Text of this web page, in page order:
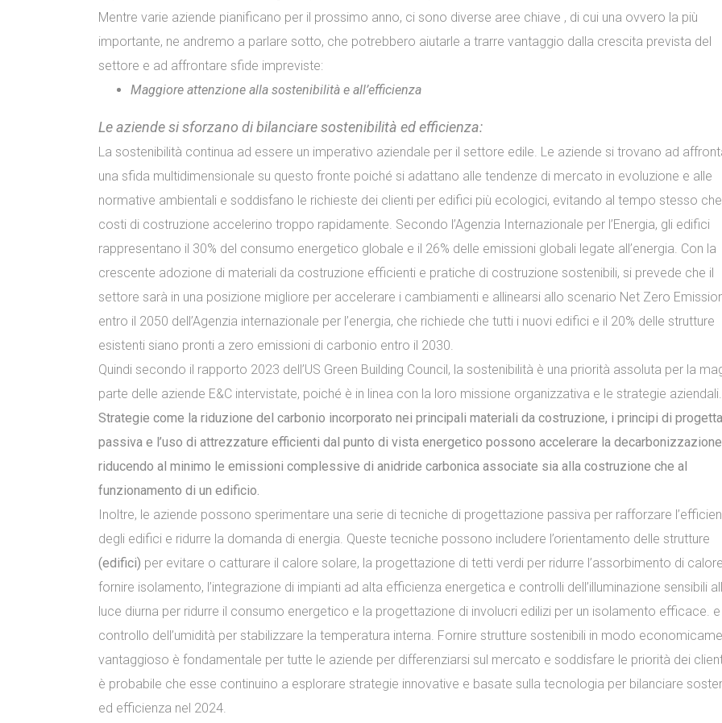
Mentre varie aziende pianificano per il prossimo anno, ci sono diverse aree chiave , di cui una ovvero la più
importante, ne andremo a parlare sotto, che potrebbero aiutarle a trarre vantaggio dalla crescita prevista del
settore e ad affrontare sfide impreviste:
Maggiore attenzione alla sostenibilità e all’efficienza
Le aziende si sforzano di bilanciare sostenibilità ed efficienza:
La sostenibilità continua ad essere un imperativo aziendale per il settore edile. Le aziende si trovano ad
una sfida multidimensionale su questo fronte poiché si adattano alle tendenze di mercato in evoluzione e alle
normative ambientali e soddisfano le richieste dei clienti per edifici più ecologici, evitando al tempo stesso
costi di costruzione accelerino troppo rapidamente. Secondo l’Agenzia Internazionale per l’Energia, gli edifici
rappresentano il 30% del consumo energetico globale e il 26% delle emissioni globali legate all’energia. Con la
crescente adozione di materiali da costruzione efficienti e pratiche di costruzione sostenibili, si prevede che il
settore sarà in una posizione migliore per accelerare i cambiamenti e allinearsi allo scenario Net Zero
entro il 2050 dell’Agenzia internazionale per l’energia, che richiede che tutti i nuovi edifici e il 20% delle strutture
esistenti siano pronti a zero emissioni di carbonio entro il 2030.
Quindi secondo il rapporto 2023 dell’US Green Building Council, la sostenibilità è una priorità assoluta per la
parte delle aziende E&C intervistate, poiché è in linea con la loro missione organizzativa e le strategie aziendali.
Strategie come la riduzione del carbonio incorporato nei principali materiali da costruzione, i principi di
passiva e l’uso di attrezzature efficienti dal punto di vista energetico possono accelerare la decarbonizzazione
riducendo al minimo le emissioni complessive di anidride carbonica associate sia alla costruzione che al
funzionamento di un edificio.
Inoltre, le aziende possono sperimentare una serie di tecniche di progettazione passiva per rafforzare
degli edifici e ridurre la domanda di energia. Queste tecniche possono includere l’orientamento delle strutture
(edifici) per evitare o catturare il calore solare, la progettazione di tetti verdi per ridurre l’assorbimento di
fornire isolamento, l’integrazione di impianti ad alta efficienza energetica e controlli dell’illuminazione sensibili
luce diurna per ridurre il consumo energetico e la progettazione di involucri edilizi per un isolamento efficace. e
controllo dell’umidità per stabilizzare la temperatura interna. Fornire strutture sostenibili in modo
vantaggioso è fondamentale per tutte le aziende per differenziarsi sul mercato e soddisfare le priorità dei
è probabile che esse continuino a esplorare strategie innovative e basate sulla tecnologia per bilanciare
ed efficienza nel 2024.